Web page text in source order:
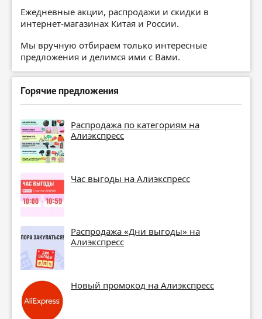
Ежедневные акции, распродажи и скидки в
интернет-магазинах Китая и России.
Мы вручную отбираем только интересные
предложения и делимся ими с Вами.
Горячие предложения
Распродажа по категориям на
Алиэкспресс
Час выгоды на Алиэкспресс
Распродажа «Дни выгоды» на
Алиэкспресс
Новый промокод на Алиэкспресс